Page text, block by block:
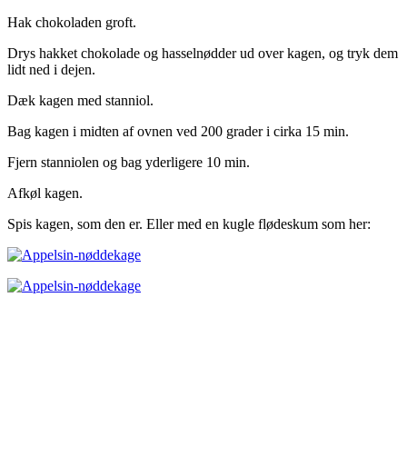
Hak chokoladen groft.
Drys hakket chokolade og hasselnødder ud over kagen, og tryk dem
lidt ned i dejen.
Dæk kagen med stanniol.
Bag kagen i midten af ovnen ved 200 grader i cirka 15 min.
Fjern stanniolen og bag yderligere 10 min.
Afkøl kagen.
Spis kagen, som den er. Eller med en kugle flødeskum som her: